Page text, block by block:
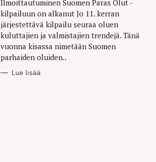
Ilmoittautuminen Suomen Paras Olut -
kilpailuun on alkanut Jo 11. kerran
järjestettävä kilpailu seuraa oluen
kuluttajien ja valmistajien trendejä. Tänä
vuonna kisassa nimetään Suomen
parhaiden oluiden..
Lue lisää